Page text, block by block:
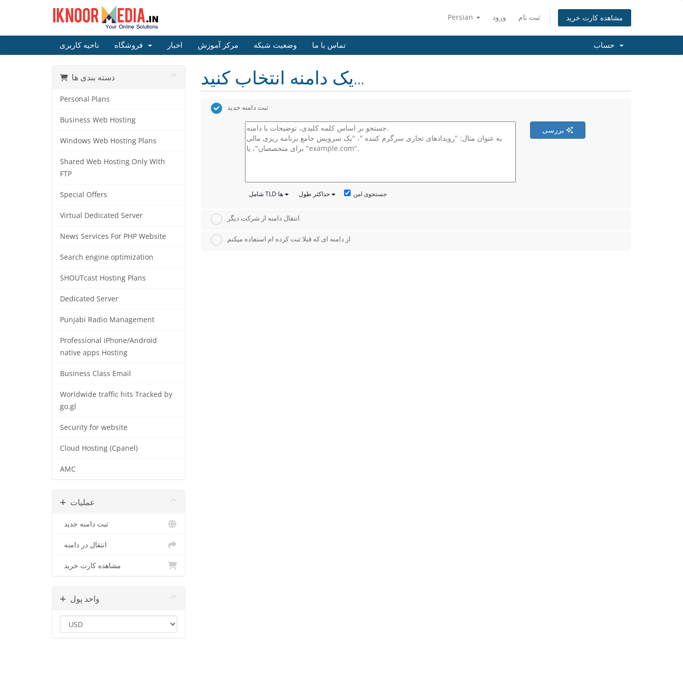
Persian ورود ثبت نام مشاهده کارت خرید
ناحیه کاربری اخبار مرکز آموزش وضعیت شبکه تماس با ما
دسته بندی ها
Personal Plans
Business Web Hosting
Windows Web Hosting Plans
Shared Web Hosting Only With
FTP
Special Offers
Virtual Dedicated Server
News Services For PHP Website
Search engine optimization
SHOUTcast Hosting Plans
Dedicated Server
Punjabi Radio Management
Professional iPhone/Android
native apps Hosting
Business Class Email
Worldwide traffic hits Tracked by
go.gl
Security for website
Cloud Hosting (Cpanel)
AMC
عملیات
ثبت دامنه جدید
انتقال در دامنه
مشاهده کارت خرید
واحد پول
یک دامنه انتخاب کنید...
ثبت دامنه جدید
شامل TLD ها حداکثر طول جستجوی امن
انتقال دامنه از شرکت دیگر
از دامنه ای که قبلا ثبت کرده ام استفاده میکنم